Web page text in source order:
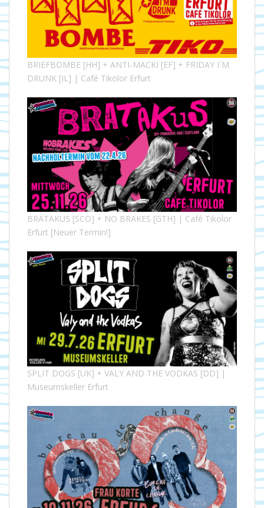
BRIEFBOMBE [HH] + ANTI-MACKI [EF] + FRIDAY I´M
DRUNK [IL] | Café Tikolor Erfurt
BRATAKUS [SCO] + NO BRAKES [GTH] | Café Tikolor
Erfurt [Neuer Termin!]
SPLIT DOGS [UK] + VALY AND THE VODKAS [DD] |
Museumskeller Erfurt